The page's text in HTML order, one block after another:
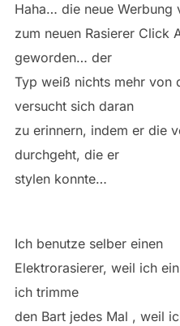
Haha… die neue Werbung
zum neuen Rasierer Click
geworden… der
Typ weiß nichts mehr von
versucht sich daran
zu erinnern, indem er die
durchgeht, die er
stylen konnte…
Ich benutze selber einen
Elektrorasierer, weil ich
ich trimme
den Bart jedes Mal , weil